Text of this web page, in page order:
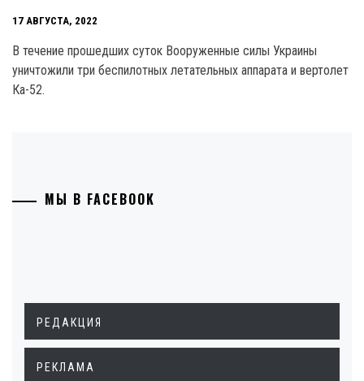
17 АВГУСТА, 2022
В течение прошедших суток Вооруженные силы Украины
уничтожили три беспилотных летательных аппарата и вертолет
Ка-52.
МЫ В FACEBOOK
РЕДАКЦИЯ
РЕКЛАМА